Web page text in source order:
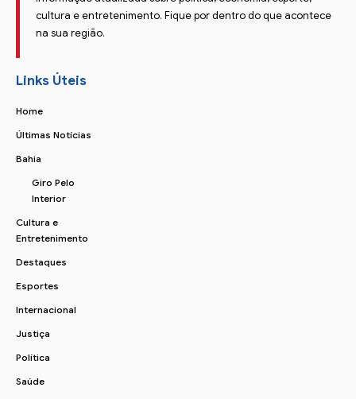
cultura e entretenimento. Fique por dentro do que acontece
na sua região.
Links Úteis
Home
Últimas Notícias
Bahia
Giro Pelo
Interior
Cultura e
Entretenimento
Destaques
Esportes
Internacional
Justiça
Política
Saúde